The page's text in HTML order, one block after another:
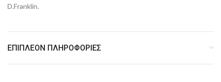
D.Franklin.
ΕΠΙΠΛΈΟΝ ΠΛΗΡΟΦΟΡΊΕΣ